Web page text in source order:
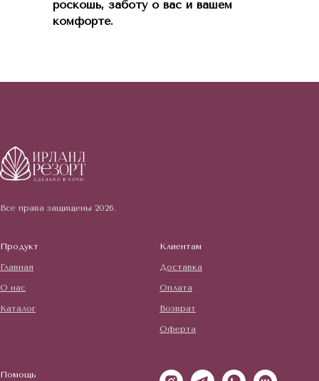
роскошь, заботу о вас и вашем
комфорте.
Все права защищены 2026.
Продукт
Главная
О нас
Каталог
Клиентам
Доставка
Оплата
Возврат
Оферта
Помощь